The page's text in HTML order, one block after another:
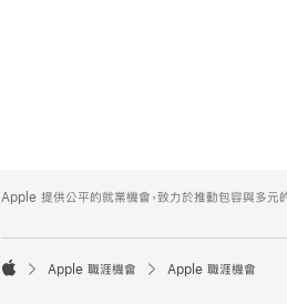
Footer
Apple 提供公平的就業機會，致力於推動包容與多元

Apple 職涯機會 Apple 職涯機會